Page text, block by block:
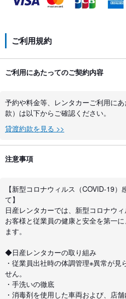
ご利用規約
ご利用にあたってのご契約内容
予約や料金等、レンタカーご利用に
款）は以下からご確認ください。
貸渡約款を見る >>
注意事項
【新型コロナウィルス（COVID-19
て】
日産レンタカーでは、新型コロナウィ
お客様と従業員の健康と安全を第一
ます。
◆日産レンタカーの取り組み
・従業員出社時の体調管理※異常が見
せん。
・手洗いの徹底
・消毒剤を使用した車両および、店